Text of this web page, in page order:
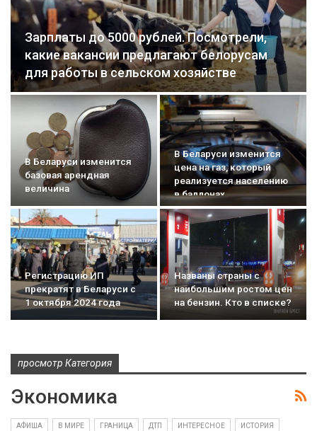
Зарплаты до 5000 рублей. Посмотрели,
какие вакансии предлагают белорусам
для работы в сельском хозяйстве
В Беларуси изменится
базовая арендная
величина
В Беларуси изменится
цена на газ, который
реализуется населению
в баллонах
Регистрацию ИП
прекратят в Беларуси с
1 октября 2024 года
Названы страны с
наибольшим ростом цен
на бензин. Кто в списке?
просмотр Категория
Экономика
АФИША В МИРЕ ГРАНИЦА ДТП ИНТЕРЕСНОЕ ИСТОРИЯ